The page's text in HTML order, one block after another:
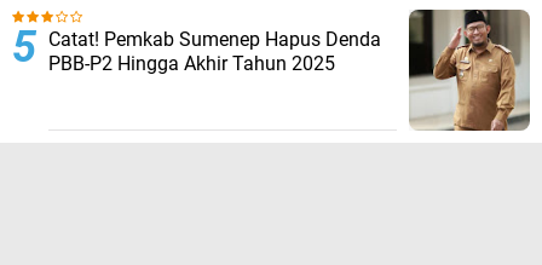
Catat! Pemkab Sumenep Hapus Denda
PBB-P2 Hingga Akhir Tahun 2025